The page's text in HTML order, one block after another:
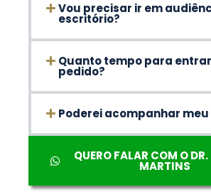
Vou precisar ir em
escritório?
Quanto tempo para
pedido?
Poderei acompanhar
QUERO FALAR COM O
MARTINS